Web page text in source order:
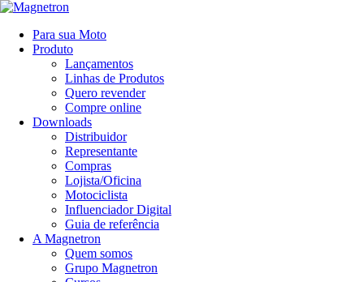
Para sua Moto
Produto
Lançamentos
Linhas de Produtos
Quero revender
Compre online
Downloads
Distribuidor
Representante
Compras
Lojista/Oficina
Motociclista
Influenciador Digital
Guia de referência
A Magnetron
Quem somos
Grupo Magnetron